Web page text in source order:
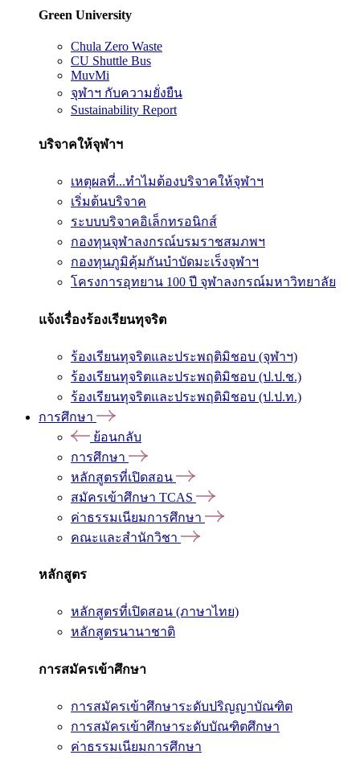
Green University
Chula Zero Waste
CU Shuttle Bus
MuvMi
จุฬาฯ กับความยั่งยืน
Sustainability Report
บริจาคให้จุฬาฯ
เหตุผลที่...ทำไมต้องบริจาคให้จุฬาฯ
เริ่มต้นบริจาค
ระบบบริจาคอิเล็กทรอนิกส์
กองทุนจุฬาลงกรณ์บรมราชสมภพฯ
กองทุนภูมิคุ้มกันบำบัดมะเร็งจุฬาฯ
โครงการอุทยาน 100 ปี จุฬาลงกรณ์มหาวิทยาลัย
แจ้งเรื่องร้องเรียนทุจริต
ร้องเรียนทุจริตและประพฤติมิชอบ (จุฬาฯ)
ร้องเรียนทุจริตและประพฤติมิชอบ (ป.ป.ช.)
ร้องเรียนทุจริตและประพฤติมิชอบ (ป.ป.ท.)
การศึกษา
ย้อนกลับ
การศึกษา
หลักสูตรที่เปิดสอน
สมัครเข้าศึกษา TCAS
ค่าธรรมเนียมการศึกษา
คณะและสำนักวิชา
หลักสูตร
หลักสูตรที่เปิดสอน (ภาษาไทย)
หลักสูตรนานาชาติ
การสมัครเข้าศึกษา
การสมัครเข้าศึกษาระดับปริญญาบัณฑิต
การสมัครเข้าศึกษาระดับบัณฑิตศึกษา
ค่าธรรมเนียมการศึกษา